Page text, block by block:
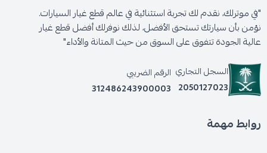
"في موترلك، نقدم لك تجربة استثنائية في عالم قطع غيار السيارات.
نؤمن بأن سيارتك تستحق الأفضل، لذلك نوفرلك أفضل قطع غيار
عالية الجودة تتفوق على السوق من حيث المتانة والأداء"
السجل التجاري
2050127023
الرقم الضريبي
312486243900003
روابط مهمة